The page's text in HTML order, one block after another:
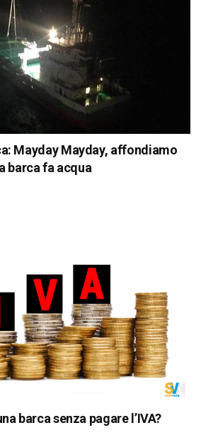
Mayday Mayday, affondiamo
barca fa acqua
barca senza pagare l’IVA?